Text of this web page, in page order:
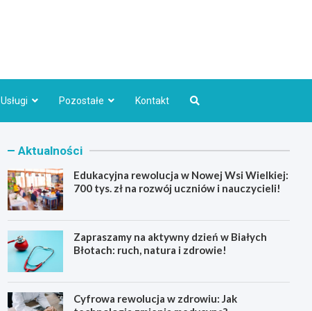
Usługi Pozostałe Kontakt
Aktualności
Edukacyjna rewolucja w Nowej Wsi Wielkiej:
700 tys. zł na rozwój uczniów i nauczycieli!
Zapraszamy na aktywny dzień w Białych
Błotach: ruch, natura i zdrowie!
Cyfrowa rewolucja w zdrowiu: Jak